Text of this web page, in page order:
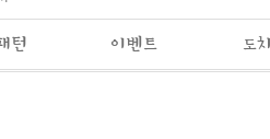
턴 이벤트 도